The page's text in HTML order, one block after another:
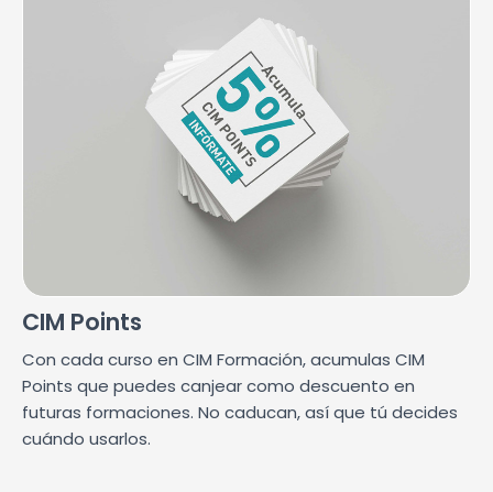
CIM Points
Con cada curso en CIM Formación, acumulas CIM
Points que puedes canjear como descuento en
futuras formaciones. No caducan, así que tú decides
cuándo usarlos.